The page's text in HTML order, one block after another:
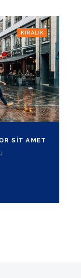
KIRALIK
SIT AMET